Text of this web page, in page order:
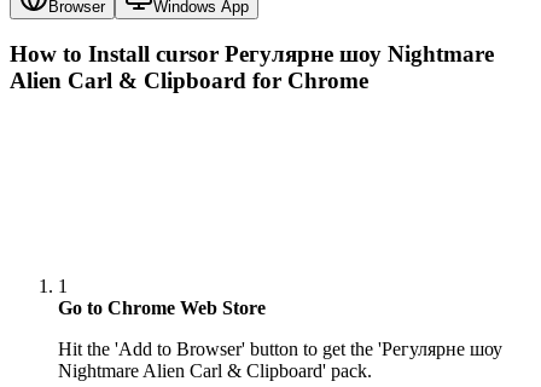
Browser Windows App
How to Install cursor Регулярне шоу Nightmare
Alien Carl & Clipboard for Chrome
1
Go to Chrome Web Store
Hit the 'Add to Browser' button to get the 'Регулярне шоу
Nightmare Alien Carl & Clipboard' pack.